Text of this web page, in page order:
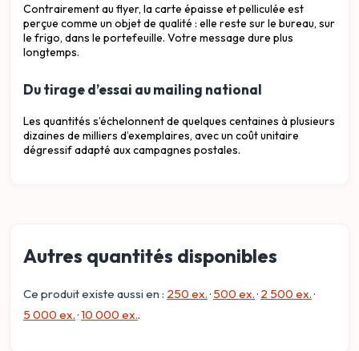
Contrairement au flyer, la carte épaisse et pelliculée est
perçue comme un objet de qualité : elle reste sur le bureau, sur
le frigo, dans le portefeuille. Votre message dure plus
longtemps.
Du tirage d’essai au mailing national
Les quantités s’échelonnent de quelques centaines à plusieurs
dizaines de milliers d’exemplaires, avec un coût unitaire
dégressif adapté aux campagnes postales.
Autres quantités disponibles
Ce produit existe aussi en : 250 ex.· 500 ex.· 2 500 ex.·
5 000 ex.·10 000 ex..